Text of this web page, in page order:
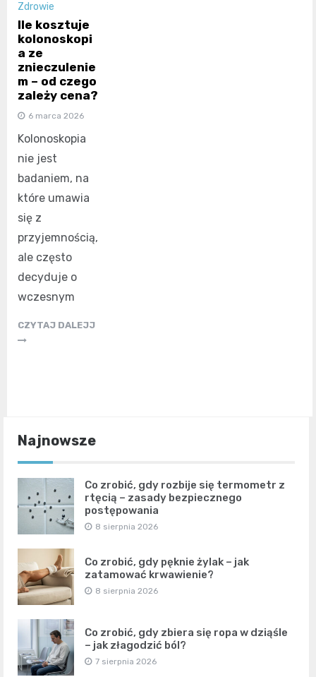
Zdrowie
Ile kosztuje
kolonoskopi
a ze
znieczulenie
m – od czego
zależy cena?
6 marca 2026
Kolonoskopia
nie jest
badaniem, na
które umawia
się z
przyjemnością,
ale często
decyduje o
wczesnym
CZYTAJ DALEJJ
Najnowsze
Co zrobić, gdy rozbije się termometr z
rtęcią – zasady bezpiecznego
postępowania
8 sierpnia 2026
Co zrobić, gdy pęknie żylak – jak
zatamować krwawienie?
8 sierpnia 2026
Co zrobić, gdy zbiera się ropa w dziąśle
– jak złagodzić ból?
7 sierpnia 2026